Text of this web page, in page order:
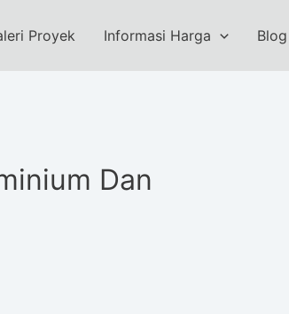
Proyek Informasi Harga Blog
Dan